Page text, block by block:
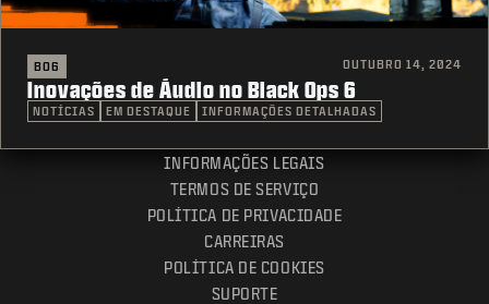
BO6 OUTUBRO 14, 2024
Inovações de Áudio no Black Ops 6
NOTÍCIAS EM DESTAQUE INFORMAÇÕES DETALHADAS
INFORMAÇÕES LEGAIS
TERMOS DE SERVIÇO
POLÍTICA DE PRIVACIDADE
CARREIRAS
POLÍTICA DE COOKIES
SUPORTE